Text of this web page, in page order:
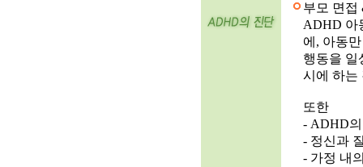
부모 면
ADHD 아
에, 아동
행동을 일
시에 하는
또한
- ADHD
- 정신과
- 가정 내